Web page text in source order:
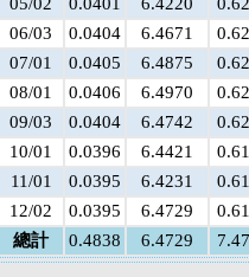
06/03
0.0404 6.4671
07/01
0.0405 6.4875
08/01
0.0406 6.4970
09/03
0.0404 6.4742
10/01
0.0396 6.4421
11/01
0.0395 6.4231
12/02
0.0395 6.4729
總計
0.4838 6.4729